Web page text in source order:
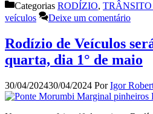
Categorias RODÍZIO, TRÂNSITO
veículos
Deixe um comentário
Rodízio de Veículos
quarta, dia 1° de maio
30/04/202430/04/2024 PorIgor